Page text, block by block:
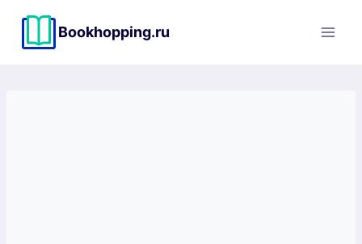
содержимому
Bookhopping.ru